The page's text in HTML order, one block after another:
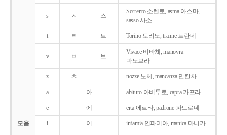
s ㅅ 스
Sorrento 소렌토, asma 아스마,
sasso 사소
t ㅌ 트 Torino 토리노, tranne 트란네
v ㅂ 브
Vivace 비바체, manovra
마노브라
z ㅊ ― nozze 노체, mancanza 만칸차
모음
a 아 abituro 아비투로, capra 카프라
e 에 erta 에르타, padrone 파드로네
i 이 infamia 인파미아, manica 마니카